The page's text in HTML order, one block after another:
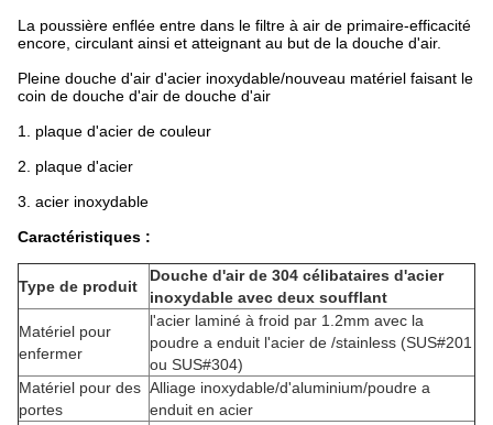
La poussière enflée entre dans le filtre à air de primaire-efficacité
encore, circulant ainsi et atteignant au but de la douche d'air.
Pleine douche d'air d'acier inoxydable/nouveau matériel faisant le
coin de douche d'air de douche d'air
1. plaque d'acier de couleur
2. plaque d'acier
3. acier inoxydable
Caractéristiques :
Type de produit
Douche d'air de 304 célibataires d'acier
inoxydable avec deux soufflant
Matériel pour
enfermer
l'acier laminé à froid par 1.2mm avec la
poudre a enduit l'acier de /stainless (SUS#201
ou SUS#304)
Matériel pour des
portes
Alliage inoxydable/d'aluminium/poudre a
enduit en acier